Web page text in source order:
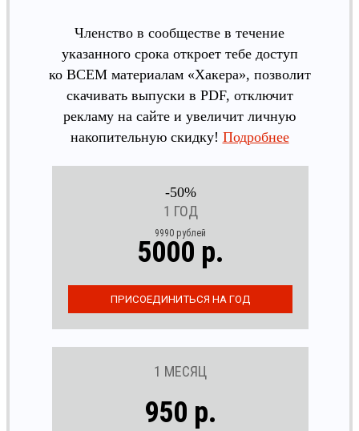
Членство в сообществе в течение
указанного срока откроет тебе доступ
ко ВСЕМ материалам «Хакера», позволит
скачивать выпуски в PDF, отключит
рекламу на сайте и увеличит личную
накопительную скидку! Подробнее
-50%
1 ГОД
9990 рублей
5000 р.
1 МЕСЯЦ
950 р.